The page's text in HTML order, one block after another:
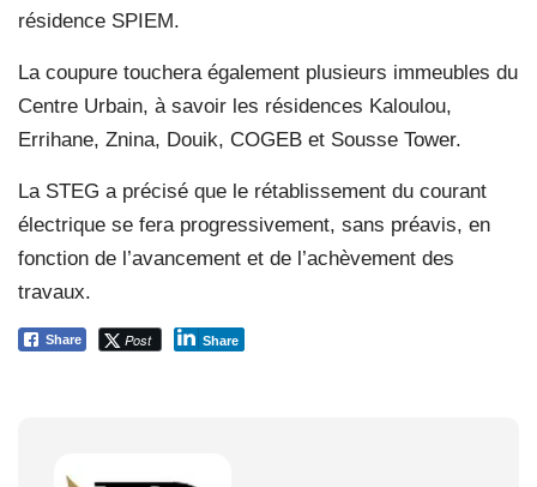
résidence SPIEM.
La coupure touchera également plusieurs immeubles du
Centre Urbain, à savoir les résidences Kaloulou,
Errihane, Znina, Douik, COGEB et Sousse Tower.
La STEG a précisé que le rétablissement du courant
électrique se fera progressivement, sans préavis, en
fonction de l’avancement et de l’achèvement des
travaux.
Share Post Share